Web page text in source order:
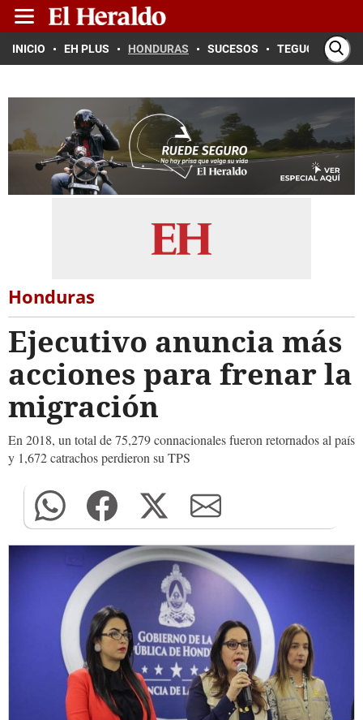
INICIO EH PLUS HONDURAS SUCESOS TEGUCIGALPA
Honduras
Ejecutivo anuncia más
acciones para frenar la
migración
En 2018, un total de 75,279 connacionales fueron retornados al país
y 1,672 catrachos perdieron su TPS